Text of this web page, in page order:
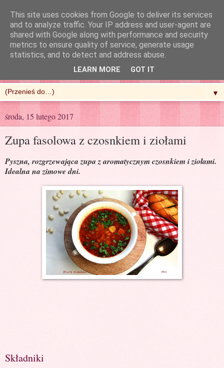
R'n'G Kitchen
▼
środa, 15 lutego 2017
Zupa fasolowa z czosnkiem i ziołami
Pyszna, rozgrzewająca zupa z aromatycznym czosnkiem i ziołami.
Idealna na zimowe dni.
Składniki
This site uses cookies from Google to deliver its services
and to analyze traffic. Your IP address and user-agent are
shared with Google along with performance and security
metrics to ensure quality of service, generate usage
statistics, and to detect and address abuse.
LEARN MORE GOT IT